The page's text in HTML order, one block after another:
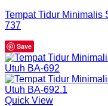
Tempat Tidur Minimalis
737
Save
Quick View